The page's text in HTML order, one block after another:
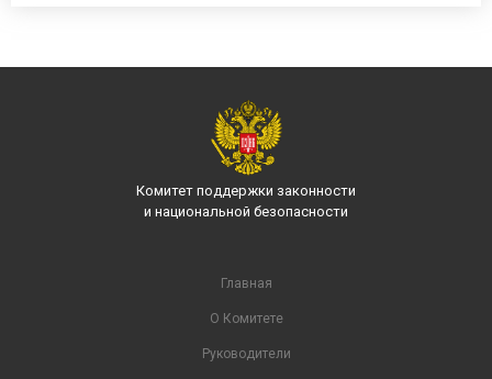
Комитет поддержки законности
и национальной безопасности
Главная
О Комитете
Руководители